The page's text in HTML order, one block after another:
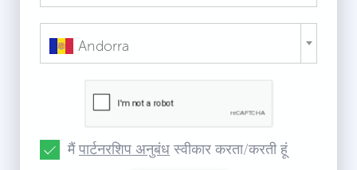
Andorra
मैंपार्टनरशिप अनुबंधस्वीकार करता/करती हूं